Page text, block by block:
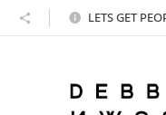
LETS GET